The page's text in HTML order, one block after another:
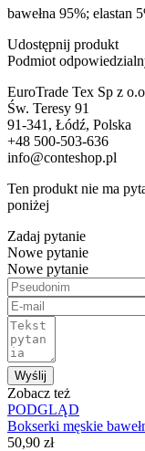
bawełna 95%; elastan
Udostępnij produkt
Podmiot
EuroTrade Tex Sp z
Św. Teresy 91
91-341, Łódź, Polska
+48 500-503-636
info@conteshop.pl
Ten produkt nie ma
poniżej
Zadaj pytanie
Nowe pytanie
Nowe pytanie
Wyślij
Zobacz też
PODGLĄD
Bokserki męskie
50,90 zł